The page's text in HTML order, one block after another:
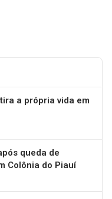
a própria vida em
queda de
Colônia do Piauí